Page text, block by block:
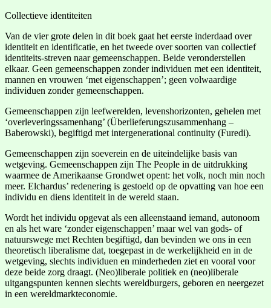
Collectieve identiteiten
Van de vier grote delen in dit boek gaat het eerste inderdaad over
identiteit en identificatie, en het tweede over soorten van collectief
identiteits-streven naar gemeenschappen. Beide veronderstellen
elkaar. Geen gemeenschappen zonder individuen met een identiteit,
mannen en vrouwen ‘met eigenschappen’; geen volwaardige
individuen zonder gemeenschappen.
Gemeenschappen zijn leefwerelden, levenshorizonten, gehelen met
‘overleveringssamenhang’ (Überlieferungszusammenhang –
Baberowski), begiftigd met intergenerational continuity (Furedi).
Gemeenschappen zijn soeverein en de uiteindelijke basis van
wetgeving. Gemeenschappen zijn The People in de uitdrukking
waarmee de Amerikaanse Grondwet opent: het volk, noch min noch
meer. Elchardus’ redenering is gestoeld op de opvatting van hoe een
individu en diens identiteit in de wereld staan.
Wordt het individu opgevat als een alleenstaand iemand, autonoom
en als het ware ‘zonder eigenschappen’ maar wel van gods- of
natuurswege met Rechten begiftigd, dan bevinden we ons in een
theoretisch liberalisme dat, toegepast in de werkelijkheid en in de
wetgeving, slechts individuen en minderheden ziet en vooral voor
deze beide zorg draagt. (Neo)liberale politiek en (neo)liberale
uitgangspunten kennen slechts wereldburgers, geboren en neergezet
in een wereldmarkteconomie.